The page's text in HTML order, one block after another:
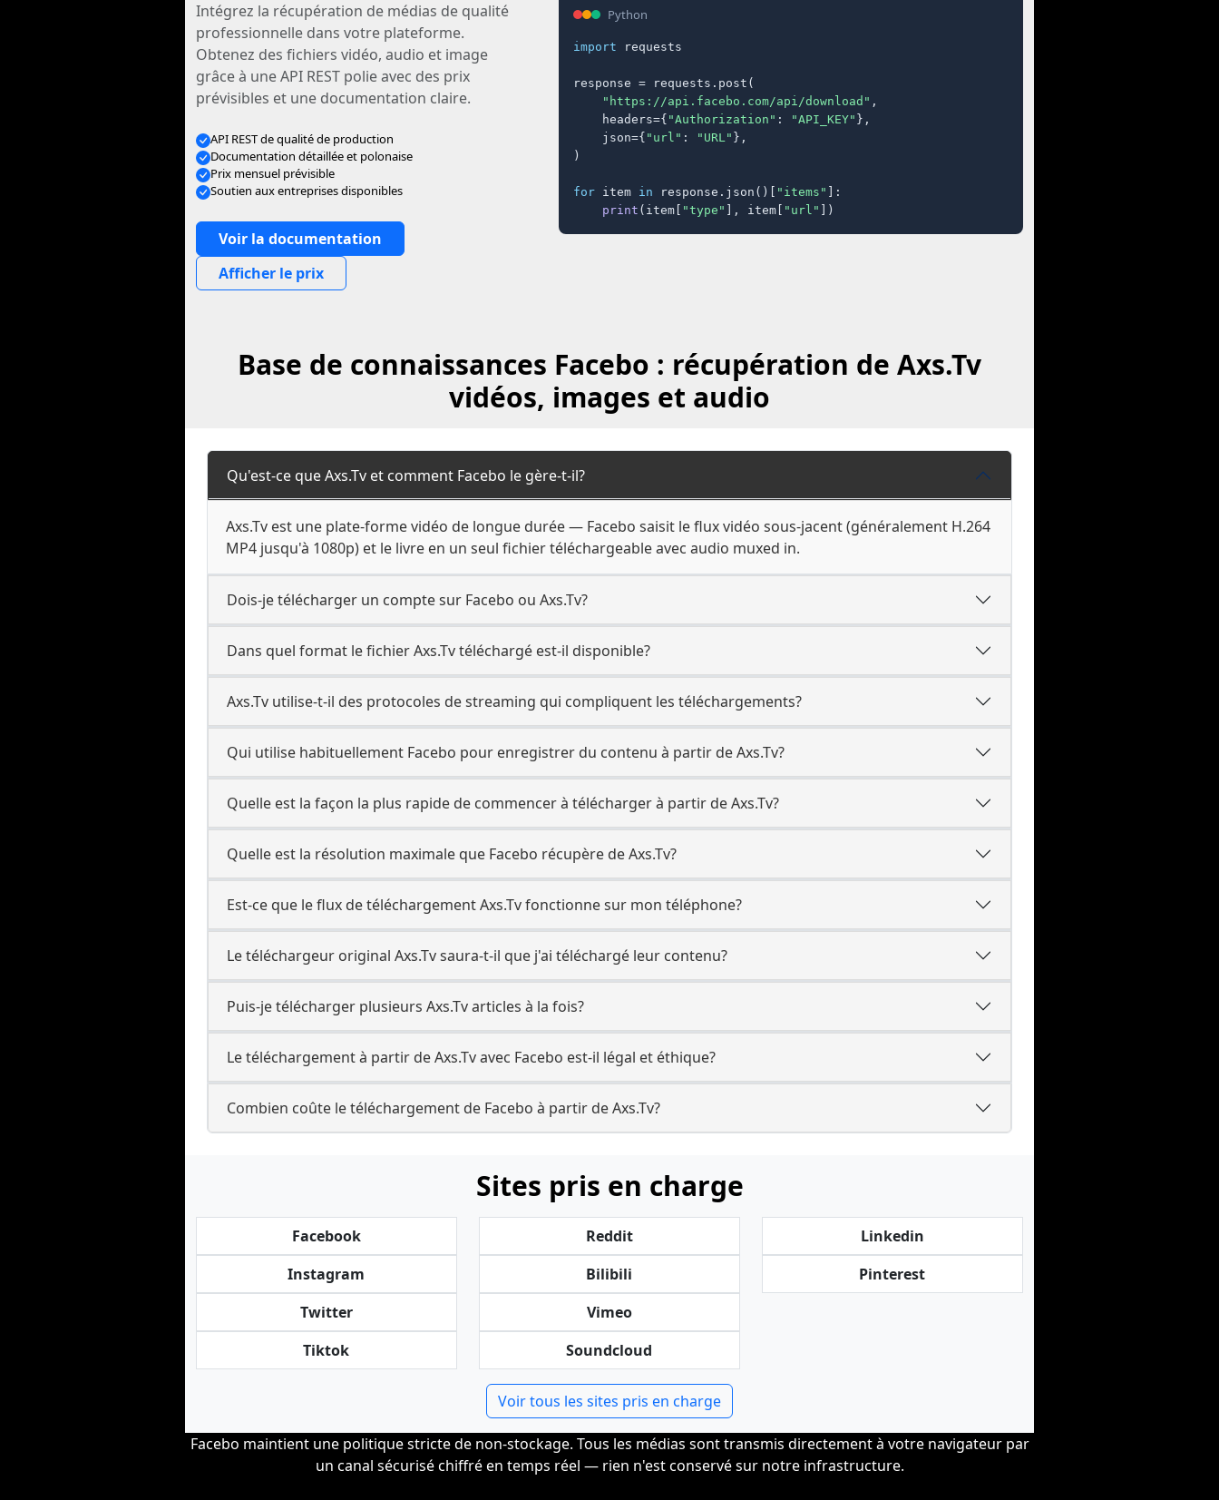
Intégrez la récupération de médias de qualité
professionnelle dans votre plateforme.
Obtenez des fichiers vidéo, audio et image
grâce à une API REST polie avec des prix
prévisibles et une documentation claire.
API REST de qualité de production
Documentation détaillée et polonaise
Prix mensuel prévisible
Soutien aux entreprises disponibles
Voir la documentation
Afficher le prix
Python
import requests
response = requests.post(
"https://api.facebo.com/api/download" ,
    headers={
"Authorization" : "API_KEY" },
    json={
"url" : "URL" },
)
for item in response.json()[ "items" ]:
print (item[ "type" ], item[ "url" ])
Base de connaissances Facebo : récupération de Axs.Tv
vidéos, images et audio
Qu'est-ce que Axs.Tv et comment Facebo le gère-t-il?
Axs.Tv est une plate-forme vidéo de longue durée — Facebo saisit le flux vidéo sous-jacent (généralement H.264
MP4 jusqu'à 1080p) et le livre en un seul fichier téléchargeable avec audio muxed in.
Dois-je télécharger un compte sur Facebo ou Axs.Tv?
Dans quel format le fichier Axs.Tv téléchargé est-il disponible?
Axs.Tv utilise-t-il des protocoles de streaming qui compliquent les téléchargements?
Qui utilise habituellement Facebo pour enregistrer du contenu à partir de Axs.Tv?
Quelle est la façon la plus rapide de commencer à télécharger à partir de Axs.Tv?
Quelle est la résolution maximale que Facebo récupère de Axs.Tv?
Est-ce que le flux de téléchargement Axs.Tv fonctionne sur mon téléphone?
Le téléchargeur original Axs.Tv saura-t-il que j'ai téléchargé leur contenu?
Puis-je télécharger plusieurs Axs.Tv articles à la fois?
Le téléchargement à partir de Axs.Tv avec Facebo est-il légal et éthique?
Combien coûte le téléchargement de Facebo à partir de Axs.Tv?
Sites pris en charge
Facebook
Instagram
Twitter
Tiktok
Reddit
Bilibili
Vimeo
Soundcloud
Linkedin
Pinterest
Voir tous les sites pris en charge
Facebo maintient une politique stricte de non-stockage. Tous les médias sont transmis directement à votre navigateur par
un canal sécurisé chiffré en temps réel — rien n'est conservé sur notre infrastructure.